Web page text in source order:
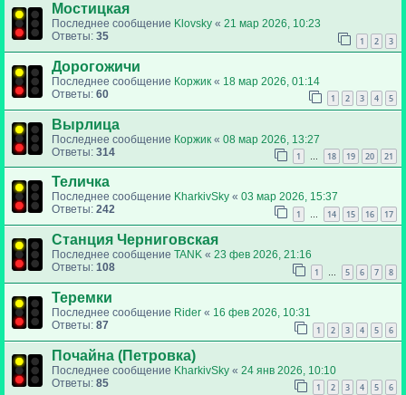
Мостицкая
Последнее сообщение Klovsky « 21 мар 2026, 10:23
Ответы: 35 1 2 3
Дорогожичи
Последнее сообщение Коржик « 18 мар 2026, 01:14
Ответы: 60 1 2 3 4 5
Вырлица
Последнее сообщение Коржик « 08 мар 2026, 13:27
Ответы: 314 1 … 18 19 20 21
Теличка
Последнее сообщение KharkivSky « 03 мар 2026, 15:37
Ответы: 242 1 … 14 15 16 17
Станция Черниговская
Последнее сообщение TANK « 23 фев 2026, 21:16
Ответы: 108 1 … 5 6 7 8
Теремки
Последнее сообщение Rider « 16 фев 2026, 10:31
Ответы: 87 1 2 3 4 5 6
Почайна (Петровка)
Последнее сообщение KharkivSky « 24 янв 2026, 10:10
Ответы: 85 1 2 3 4 5 6